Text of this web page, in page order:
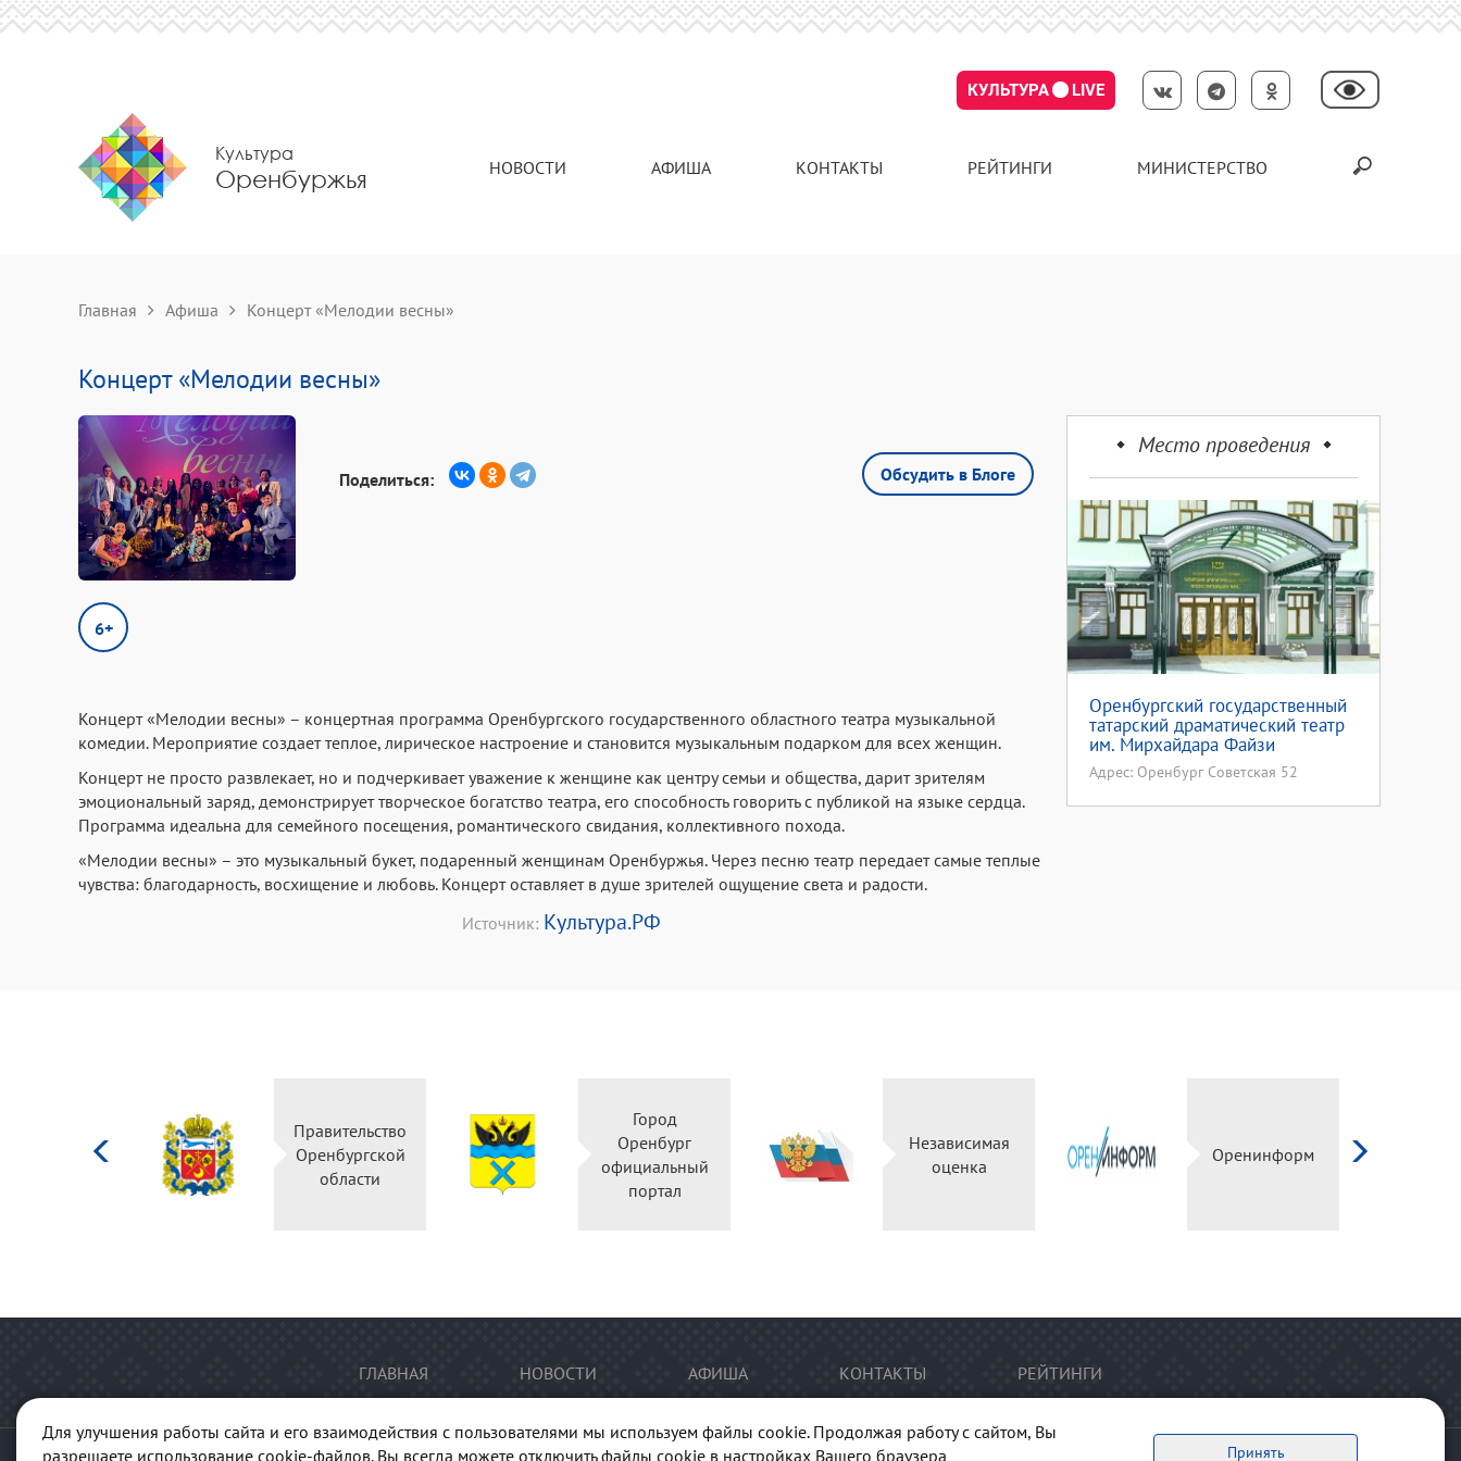
КУЛЬТУРА LIVE
Культура
Оренбуржья НОВОСТИ АФИША КОНТАКТЫ РЕЙТИНГИ МИНИСТЕРСТВО
Главная Афиша Концерт «Мелодии весны»
Концерт «Мелодии весны»
6+
Поделиться: Обсудить в Блоге
Концерт «Мелодии весны» – концертная программа Оренбургского государственного областного театра музыкальной
комедии. Мероприятие создает теплое, лирическое настроение и становится музыкальным подарком для всех женщин.
Концерт не просто развлекает, но и подчеркивает уважение к женщине как центру семьи и общества, дарит зрителям
эмоциональный заряд, демонстрирует творческое богатство театра, его способность говорить с публикой на языке сердца.
Программа идеальна для семейного посещения, романтического свидания, коллективного похода.
«Мелодии весны» – это музыкальный букет, подаренный женщинам Оренбуржья. Через песню театр передает самые теплые
чувства: благодарность, восхищение и любовь. Концерт оставляет в душе зрителей ощущение света и радости.
Источник: Культура.РФ
Место проведения
Оренбургский государственный
татарский драматический театр
им. Мирхайдара Файзи
Адрес: Оренбург Советская 52
Правительство
Оренбургской
области
Город
Оренбург
официальный
портал
Независимая
оценка
Оренинформ
Для улучшения работы сайта и его взаимодействия с пользователями мы используем файлы cookie. Продолжая работу с сайтом, Вы
разрешаете использование cookie-файлов. Вы всегда можете отключить файлы cookie в настройках Вашего браузера
Принять
ГЛАВНАЯ НОВОСТИ АФИША КОНТАКТЫ РЕЙТИНГИ